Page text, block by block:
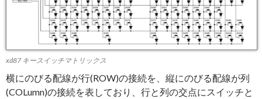
xd87 キースイッチマトリックス
横にのびる配線が行(ROW)の接続を、縦にのびる配線が列
(COLumn)の接続を表しており、行と列の交点にスイッチと